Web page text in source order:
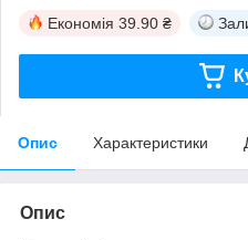
Економія 39.90 ₴
Опис Характеристики
Опис